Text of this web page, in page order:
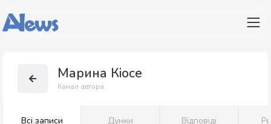
Марина Кіосе
Канал автора
Всі записи Думки Відповіді